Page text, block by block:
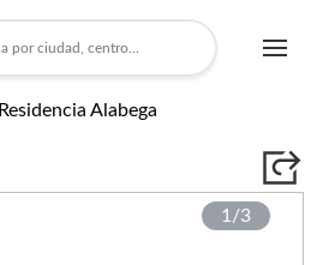
Residencia Alabega
1/3